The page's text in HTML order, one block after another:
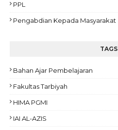
PPL
Pengabdian Kepada Masyarakat
TAGS
Bahan Ajar Pembelajaran
Fakultas Tarbiyah
HIMA PGMI
IAI AL-AZIS